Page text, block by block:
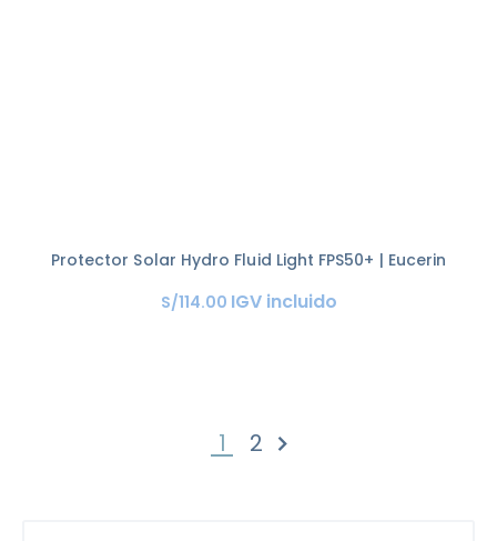
Protector Solar Hydro Fluid Light FPS50+ | Eucerin
S/114.00 IGV incluido
1 2